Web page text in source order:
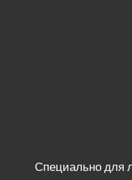
Специально для